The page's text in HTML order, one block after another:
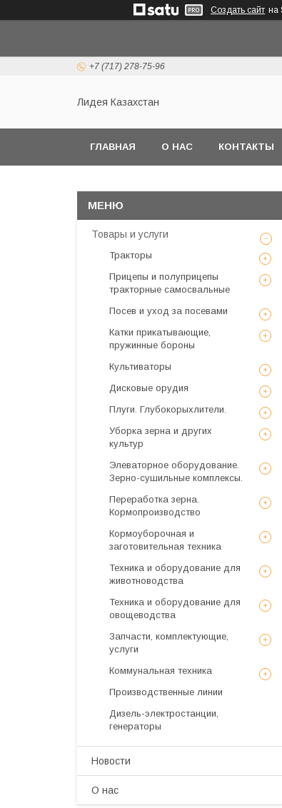
Создать сайт на
+7 (717) 278-75-96
Лидея Казахстан
ГЛАВНАЯ О НАС КОНТАКТЫ
Товары и услуги
Тракторы
Прицепы и полуприцепы
тракторные самосвальные
Посев и уход за посевами
Катки прикатывающие,
пружинные бороны
Культиваторы
Дисковые орудия
Плуги. Глубокорыхлители.
Уборка зерна и других
культур
Элеваторное оборудование.
Зерно-сушильные комплексы.
Переработка зерна.
Кормопроизводство
Кормоуборочная и
заготовительная техника
Техника и оборудование для
животноводства
Техника и оборудование для
овощеводства
Запчасти, комплектующие,
услуги
Коммунальная техника
Производственные линии
Дизель-электростанции,
генераторы
Новости
О нас